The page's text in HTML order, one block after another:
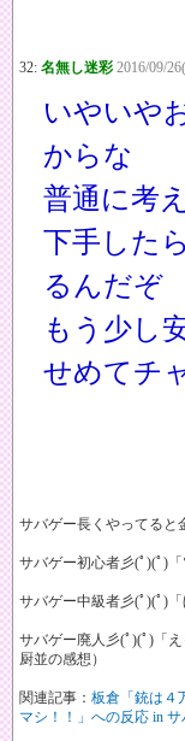
32: 名無し迷彩 2016/09/
いやいや
からな
普通に考
下手した
るんだぞ
もう少し
せめてチ
サバゲー長くやってると
サバゲー初心者彡(ﾟ)(ﾟ)
サバゲー中級者彡(ﾟ)(ﾟ)「
サバゲー廃人彡(ﾟ)(ﾟ)「
厨並の感想）
関連記事： 板倉「銃は４
マシ！！」への反応 in サ